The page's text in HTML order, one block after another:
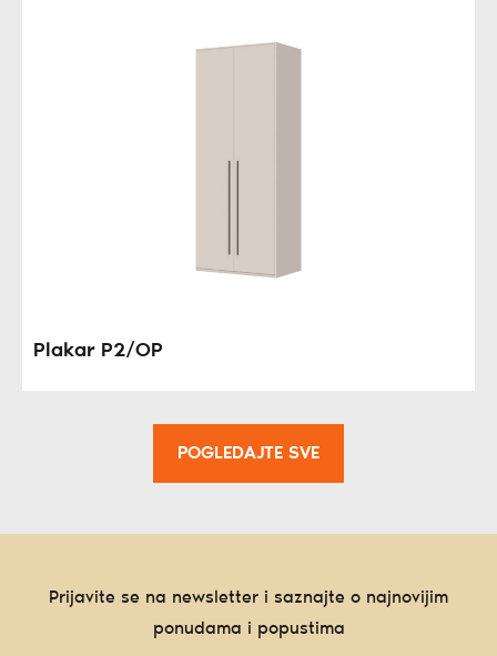
Plakar P2/OP
POGLEDAJTE SVE
Prijavite se na newsletter i saznajte o najnovijim
ponudama i popustima